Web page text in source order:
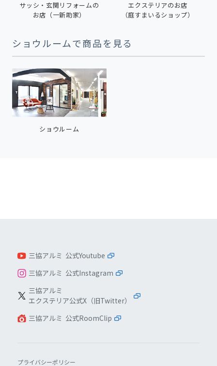
サッシ・玄関リフォームの
お店（一新助家）
エクステリアのお店
（庭すまいるショップ）
ショウルームで商品を見る
ショウルーム
三協アルミ 公式Youtube
三協アルミ 公式Instagram
三協アルミ
エクステリア公式X（旧Twitter）
三協アルミ 公式RoomClip
プライバシーポリシー